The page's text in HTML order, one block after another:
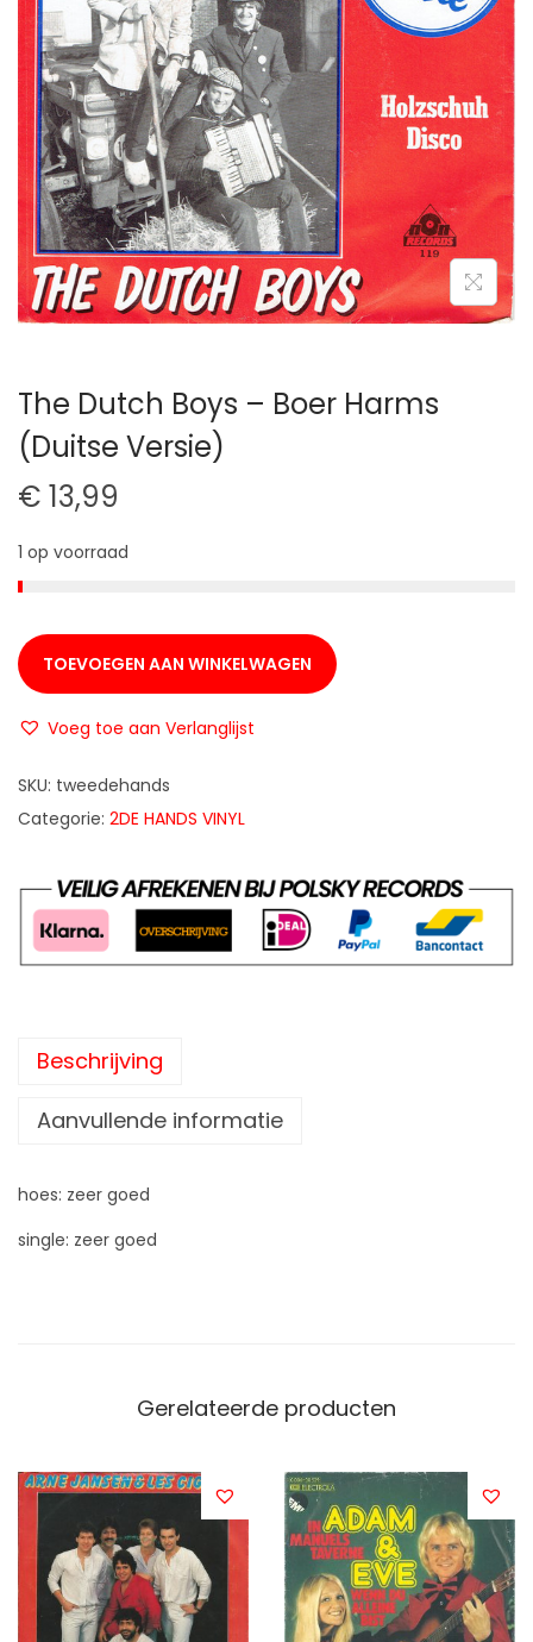
t
i
e
u
d
The Dutch Boys – Boer Harms
(Duitse Versie)
€ 13,99
1 op voorraad
TOEVOEGEN AAN WINKELWAGEN
Voeg toe aan Verlanglijst
SKU: tweedehands
Categorie: 2DE HANDS VINYL
Beschrijving
Aanvullende informatie
hoes: zeer goed
single: zeer goed
Gerelateerde producten